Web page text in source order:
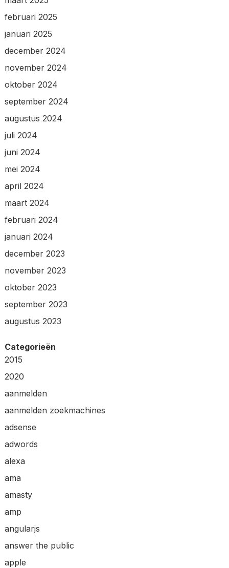
februari 2025
januari 2025
december 2024
november 2024
oktober 2024
september 2024
augustus 2024
juli 2024
juni 2024
mei 2024
april 2024
maart 2024
februari 2024
januari 2024
december 2023
november 2023
oktober 2023
september 2023
augustus 2023
Categorieën
2015
2020
aanmelden
aanmelden zoekmachines
adsense
adwords
alexa
ama
amasty
amp
angularjs
answer the public
apple